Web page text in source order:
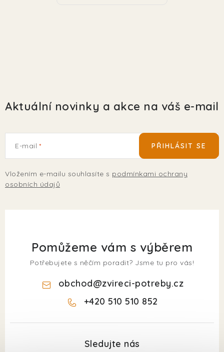
Aktuální novinky a akce na váš e-mail
E-mail
Vložením e-mailu souhlasíte s podmínkami ochrany
osobních údajů
PŘIHLÁSIT SE
Pomůžeme vám s výběrem
Potřebujete s něčím poradit? Jsme tu pro vás!
obchod@zvireci-potreby.cz
+420 510 510 852